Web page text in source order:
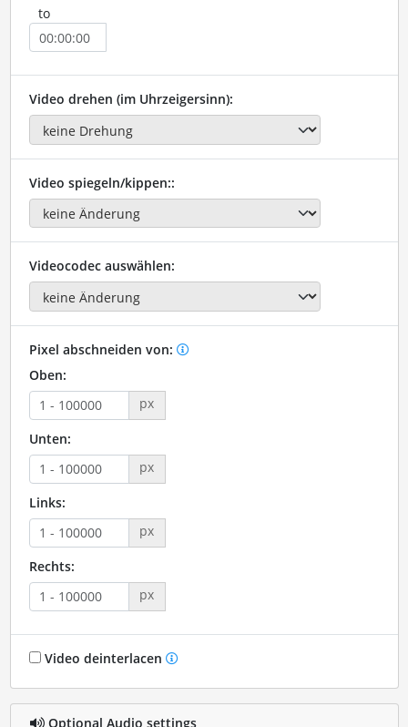
to
Video drehen (im Uhrzeigersinn):
Video spiegeln/kippen::
Videocodec auswählen:
Pixel abschneiden von:
Oben:
px
Unten:
px
Links:
px
Rechts:
px
Video deinterlacen
Optional Audio settings